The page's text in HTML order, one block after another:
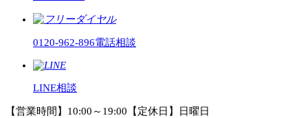
0120-962-896電話相談
LINE相談
【営業時間】10:00～19:00【定休日】日曜日